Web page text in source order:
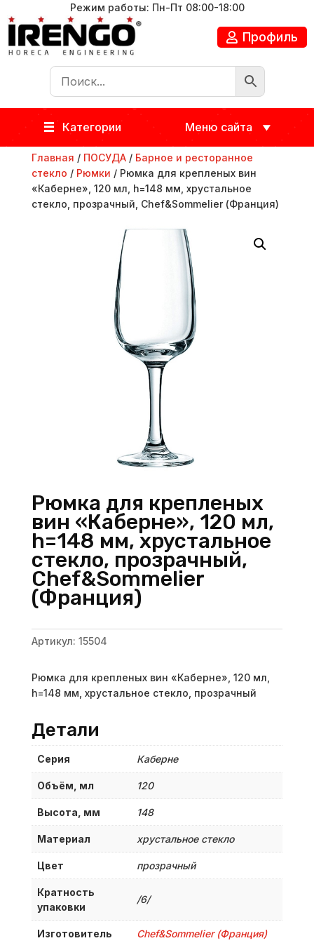
Режим работы: Пн-Пт 08:00-18:00
Профиль
Категории Меню сайта
Главная / ПОСУДА/ Барное и ресторанное
стекло / Рюмки / Рюмка для крепленых вин
«Каберне», 120 мл, h=148 мм, хрустальное
стекло, прозрачный, Chef&Sommelier (Франция)
Рюмка для крепленых
вин «Каберне», 120 мл,
h=148 мм, хрустальное
стекло, прозрачный,
Chef&Sommelier
(Франция)
Артикул: 15504
Рюмка для крепленых вин «Каберне», 120 мл,
h=148 мм, хрустальное стекло, прозрачный
Детали
Серия Каберне
Объём, мл 120
Высота, мм 148
Материал хрустальное стекло
Цвет прозрачный
Кратность
упаковки
/6/
Изготовитель Chef&Sommelier (Франция)